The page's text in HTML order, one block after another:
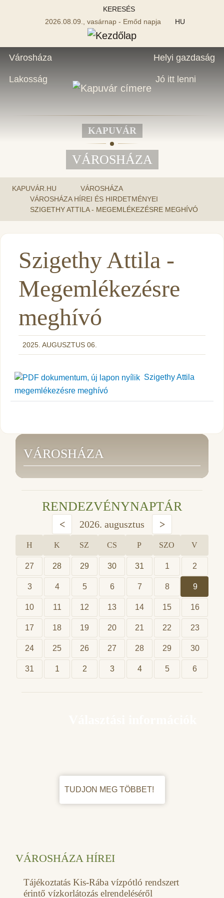
KERESÉS
2026.08.09., vasárnap - Emőd napja
HU
Városháza
Lakosság
Helyi gazdaság
Jó itt lenni
KAPUVÁR
VÁROSHÁZA
KAPUVÁR.HU
VÁROSHÁZA
VÁROSHÁZA HÍREI ÉS HIRDETMÉNYEI
SZIGETHY ATTILA - MEGEMLÉKEZÉSRE MEGHÍVÓ
Szigethy Attila -
Megemlékezésre
meghívó
2025. AUGUSZTUS 06.
Szigethy Attila
megemlékezésre meghívó
VÁROSHÁZA
RENDEZVÉNYNAPTÁR
< 2026. augusztus >
H K SZ CS P SZO V
27 28 29 30 31 1 2
3 4 5 6 7 8 9
10 11 12 13 14 15 16
17 18 19 20 21 22 23
24 25 26 27 28 29 30
31 1 2 3 4 5 6
TUDJON MEG TÖBBET!
VÁROSHÁZA HÍREI
Tájékoztatás Kis-Rába vízpótló rendszert
érintő vízkorlátozás elrendeléséről